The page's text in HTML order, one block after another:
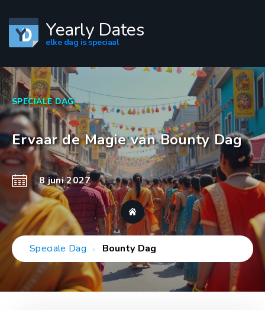
Yearly Dates
elke dag is speciaal
SPECIALE DAG
Ervaar de Magie van Bounty Dag
8 juni 2027
Speciale Dag Bounty Dag